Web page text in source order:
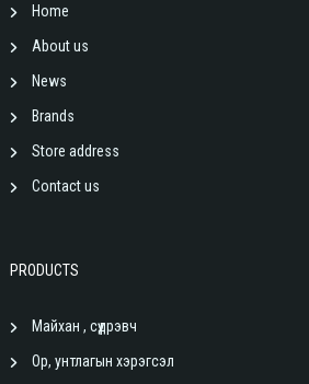
Home
About us
News
Brands
Store address
Contact us
PRODUCTS
Майхан , сүүдрэвч
Ор, унтлагын хэрэгсэл